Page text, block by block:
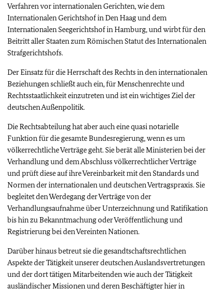
Verfahren vor internationalen Gerichten, wie dem
Internationalen Gerichtshof in Den Haag und dem
Internationalen Seegerichtshof in Hamburg, und wirbt für den
Beitritt aller Staaten zum Römischen Statut des Internationalen
Strafgerichtshofs.
Der Einsatz für die Herrschaft des Rechts in den internationalen
Beziehungen schließt auch ein, für Menschenrechte und
Rechtsstaatlichkeit einzutreten und ist ein wichtiges Ziel der
deutschen Außenpolitik.
Die Rechtsabteilung hat aber auch eine quasi notarielle
Funktion für die gesamte Bundesregierung, wenn es um
völkerrechtliche Verträge geht. Sie berät alle Ministerien bei der
Verhandlung und dem Abschluss völkerrechtlicher Verträge
und prüft diese auf ihre Vereinbarkeit mit den Standards und
Normen der internationalen und deutschen Vertragspraxis. Sie
begleitet den Werdegang der Verträge von der
Verhandlungsaufnahme über Unterzeichnung und Ratifikation
bis hin zu Bekanntmachung oder Veröffentlichung und
Registrierung bei den Vereinten Nationen.
Darüber hinaus betreut sie die gesandtschaftsrechtlichen
Aspekte der Tätigkeit unserer deutschen Auslandsvertretungen
und der dort tätigen Mitarbeitenden wie auch der Tätigkeit
ausländischer Missionen und deren Beschäftigter hier in